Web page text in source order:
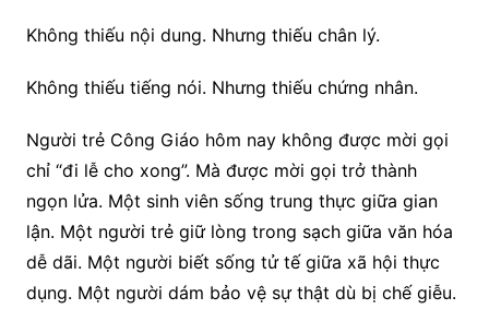
Không thiếu nội dung. Nhưng thiếu chân lý.
Không thiếu tiếng nói. Nhưng thiếu chứng nhân.
Người trẻ Công Giáo hôm nay không được mời gọi
chỉ “đi lễ cho xong”. Mà được mời gọi trở thành
ngọn lửa. Một sinh viên sống trung thực giữa gian
lận. Một người trẻ giữ lòng trong sạch giữa văn hóa
dễ dãi. Một người biết sống tử tế giữa xã hội thực
dụng. Một người dám bảo vệ sự thật dù bị chế giễu.